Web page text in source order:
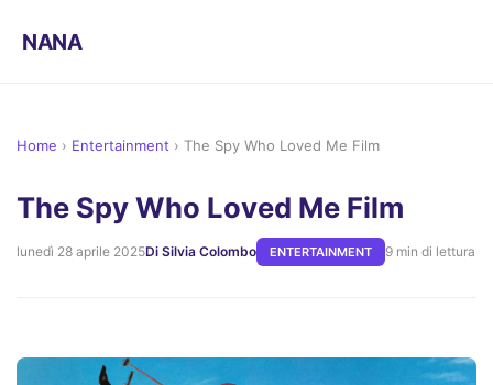
NANA
Home › Entertainment › The Spy Who Loved Me Film
The Spy Who Loved Me Film
lunedì 28 aprile 2025Di Silvia Colombo ENTERTAINMENT 9 min di lettura